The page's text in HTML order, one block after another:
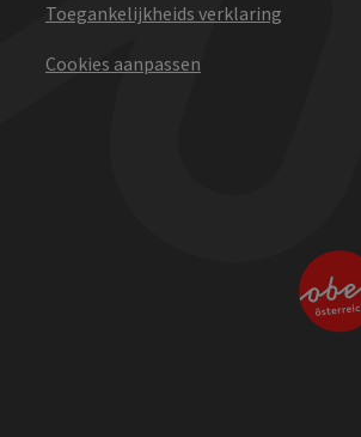
Toegankelijkheids verklaring
Cookies aanpassen